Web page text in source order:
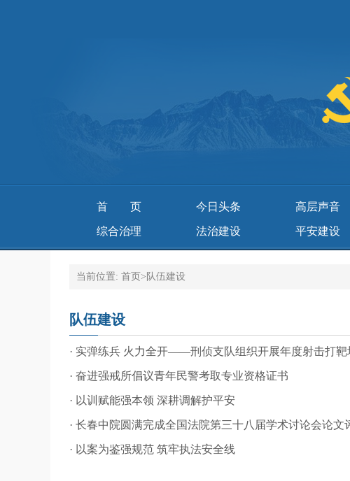
首页 今日头条 高层声音
综合治理 法治建设 平安建设
当前位置: 首页 > 队伍建设
队伍建设
· 实弹练兵 火力全开——刑侦支队组织开展年度射击打靶
· 奋进强戒所倡议青年民警考取专业资格证书
· 以训赋能强本领 深耕调解护平安
· 长春中院圆满完成全国法院第三十八届学术讨论会论文
· 以案为鉴强规范 筑牢执法安全线